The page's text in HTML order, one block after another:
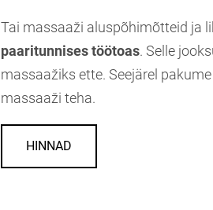
Tai massaaži aluspõhimõtteid ja
paaritunnisestöötoas. Selle
massaažiks ette. Seejärel
massaaži teha.
HINNAD